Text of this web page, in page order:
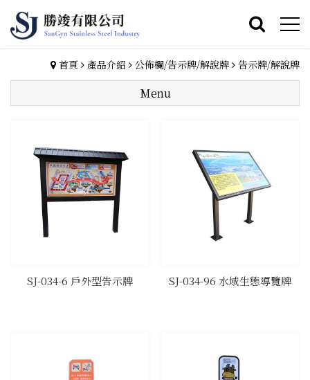
首頁 產品介紹 公佈欄/告示牌/解說牌 告示牌/解說牌
Menu
​SJ-034-6 戶外型告示牌 ​SJ-034-96 水域生態導覽牌